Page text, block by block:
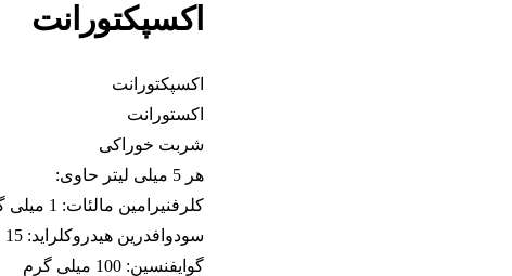
اکسپکتورانت
اکسپکتورانت
اکستورانت
شربت خوراکی
هر 5 میلی لیتر حاوی:
کلرفنیرامین مالئات: 1 میلی گرم
سودوافدرین هیدروکلراید: 15 میلی گرم
گوایفنسین: 100 میلی گرم